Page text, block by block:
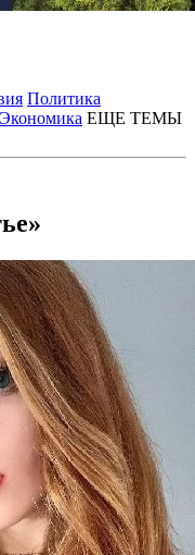
Политика
Экономика ЕЩЕ ТЕМЫ